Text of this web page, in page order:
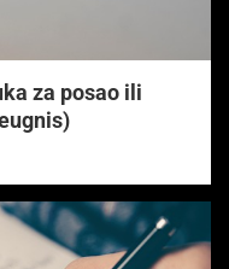
za posao ili